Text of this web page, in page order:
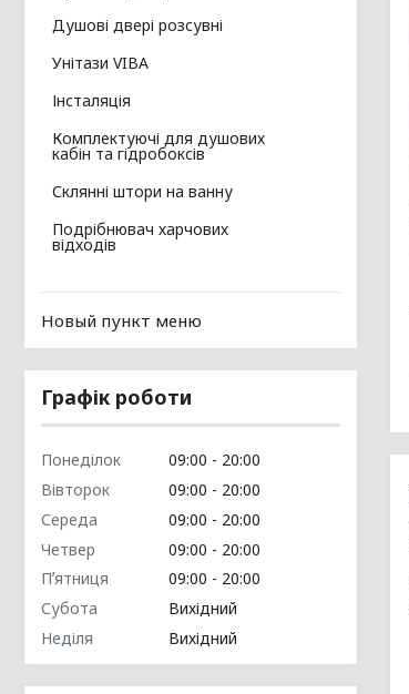
Душові двері розсувні
Унітази VIBA
Інсталяція
Комплектуючі для душових
кабін та гідробоксів
Склянні штори на ванну
Подрібнювач харчових
відходів
Новый пункт меню
Графік роботи
Понеділок 09:00
20:00
Вівторок
09:00
20:00
Середа
09:00
20:00
Четвер
09:00
20:00
Пʼятниця
09:00
20:00
Субота
Вихідний
Неділя
Вихідний